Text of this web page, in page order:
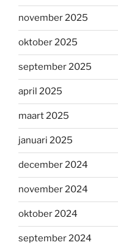
november 2025
oktober 2025
september 2025
april 2025
maart 2025
januari 2025
december 2024
november 2024
oktober 2024
september 2024